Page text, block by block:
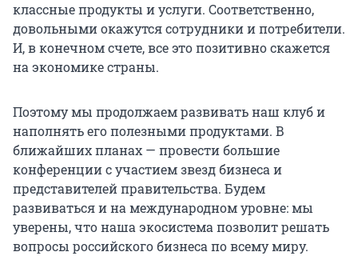
классные продукты и услуги. Соответственно,
довольными окажутся сотрудники и потребители.
И, в конечном счете, все это позитивно скажется
на экономике страны.
Поэтому мы продолжаем развивать наш клуб и
наполнять его полезными продуктами. В
ближайших планах — провести большие
конференции с участием звезд бизнеса и
представителей правительства. Будем
развиваться и на международном уровне: мы
уверены, что наша экосистема позволит решать
вопросы российского бизнеса по всему миру.